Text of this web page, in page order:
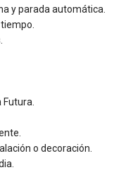
y parada automática.
o decoración.